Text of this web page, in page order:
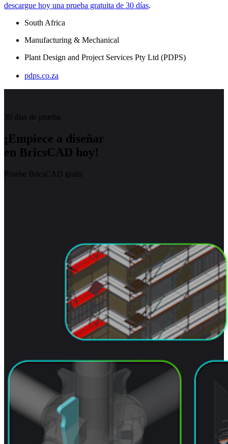
descargue hoy una prueba gratuita de 30 días.
South Africa
Manufacturing & Mechanical
Plant Design and Project Services Pty Ltd (PDPS)
pdps.co.za
30 días de prueba
¡Empiece a diseñar
en BricsCAD hoy!
Pruebe BricsCAD gratis